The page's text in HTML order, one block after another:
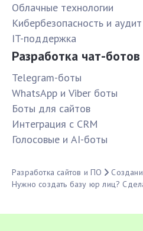
Облачные технологии
Кибербезопасность и аудит
IT-поддержка
Разработка чат-ботов
Telegram-боты
WhatsApp и Viber боты
Боты для сайтов
Интеграция с CRM
Голосовые и AI-боты
Разработка сайтов и ПО
Нужно создать базу юр лиц?